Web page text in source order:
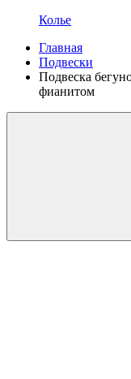
Колье
Главная
Подвески
Подвеска
фианитом